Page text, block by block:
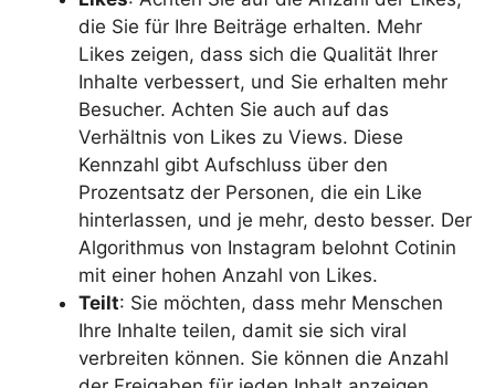
die Sie für Ihre Beiträge erhalten. Mehr
Likes zeigen, dass sich die Qualität Ihrer
Inhalte verbessert, und Sie erhalten mehr
Besucher. Achten Sie auch auf das
Verhältnis von Likes zu Views. Diese
Kennzahl gibt Aufschluss über den
Prozentsatz der Personen, die ein Like
hinterlassen, und je mehr, desto besser. Der
Algorithmus von Instagram belohnt Cotinin
mit einer hohen Anzahl von Likes.
Teilt: Sie möchten, dass mehr Menschen
Ihre Inhalte teilen, damit sie sich viral
verbreiten können. Sie können die Anzahl